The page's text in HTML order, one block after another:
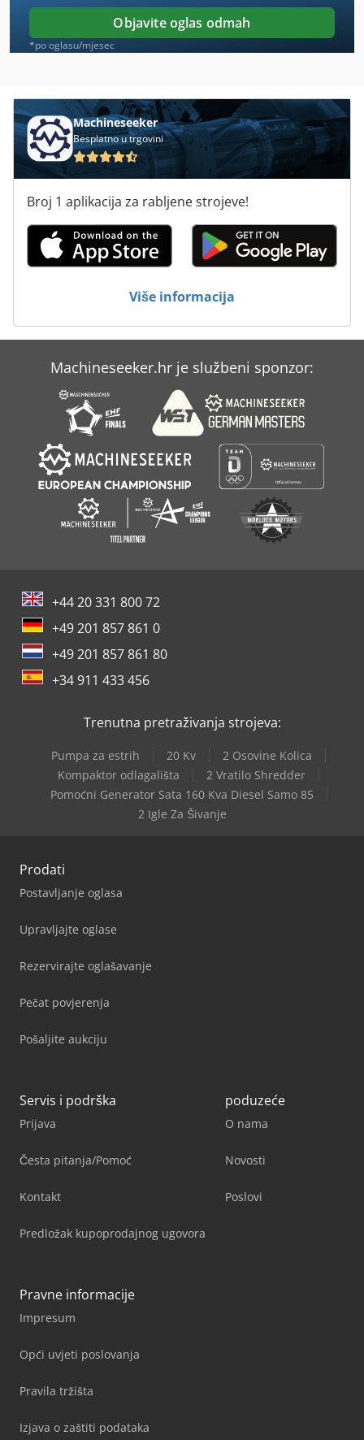
Glodanje
Glodanje Motornih
Glodanje Snimke
Hladna Soba
Konzolna Glodalica
Okretni Glodalice
Portala Glodalice
Univerzalna Glodalica
Univerzalna Tokarilica
Univerzalne Glodalice Glavu
Objavite oglas odmah
*po oglasu/mjesec
Machineseeker
Besplatno u trgovini
Broj 1 aplikacija za rabljene strojeve!
Više informacija
Machineseeker.hr je službeni sponzor:
+44 20 331 800 72
+49 201 857 861 0
+49 201 857 861 80
+34 911 433 456
Trenutna pretraživanja strojeva:
Pumpa za estrih 20 Kv
2 Osovine Kolica
Kompaktor odlagališta
2 Vratilo Shredder
Pomoćni Generator Sata 160 Kva Diesel Samo 85
2 Igle Za Šivanje
Prodati
Postavljanje oglasa
Upravljajte oglase
Rezervirajte oglašavanje
Pečat povjerenja
Pošaljite aukciju
Servis i podrška
Prijava
Česta pitanja/Pomoć
Kontakt
Predložak kupoprodajnog ugovora
poduzeće
O nama
Novosti
Poslovi
Pravne informacije
Impresum
Opći uvjeti poslovanja
Pravila tržišta
Izjava o zaštiti podataka